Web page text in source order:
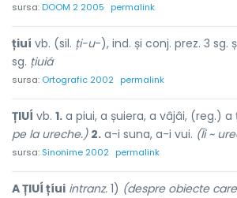
sursa:DOOM 2 2005 permalink
țiuí vb. (sil. ți-u-), ind. și conj. prez. 3 sg.
sg. țiuiá
sursa: Ortografic 2002 permalink
ȚIUÍ vb. 1. a piui, a șuiera, a vâjâi, (reg.) a
pe la ureche.) 2. a-i suna, a-i vui. (Îi ~
sursa: Sinonime 2002 permalink
A ȚIUÍ țíui intranz. 1) (despre obiecte